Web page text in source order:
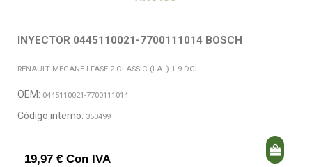
INYECTOR 0445110021-7700111014 BOSCH
RENAULT MEGANE I FASE 2 CLASSIC (LA..) 1.9 DCI...
OEM: 0445110021-7700111014
Código interno: 350499
19,97 € Con IVA